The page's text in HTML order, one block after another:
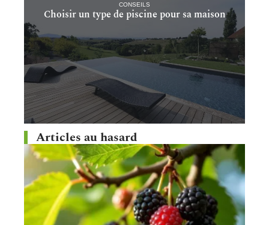
CONSEILS
Choisir un type de piscine pour sa maison
Articles au hasard